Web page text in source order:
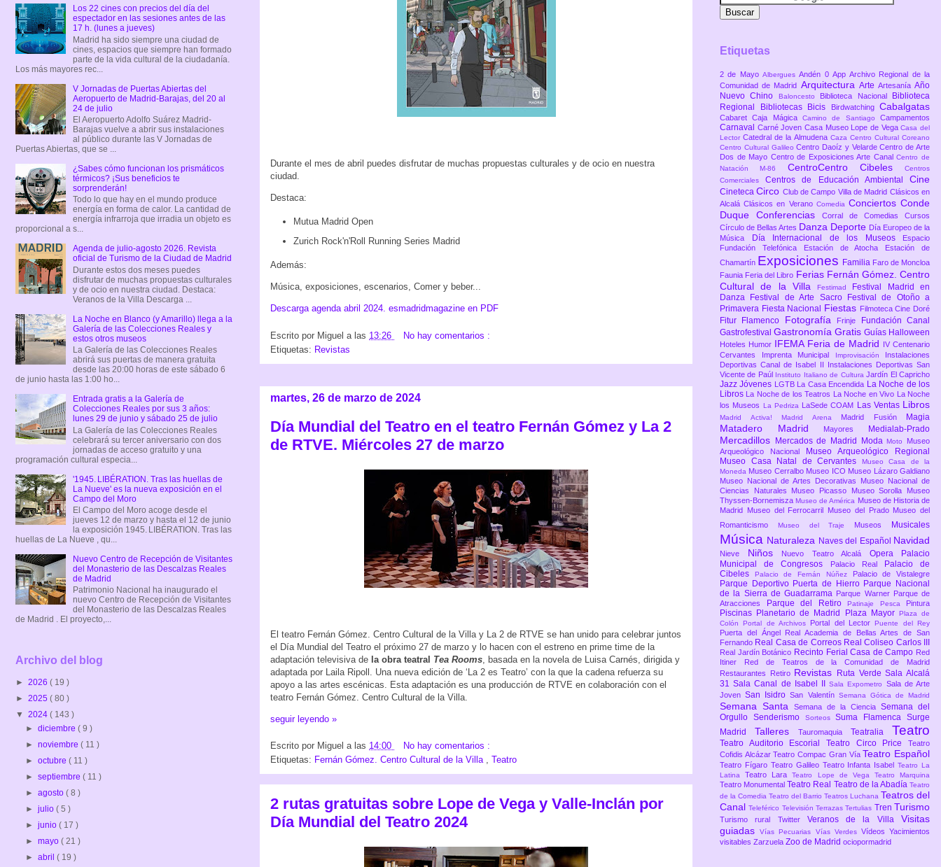
Durante el mes de abril puedes disfrutar de muchas propuestas culturales y de ocio en nuestra
ciudad.
Destaca:
Mutua Madrid Open
Zurich Rock'n'Roll Running Series Madrid
Además:
Música, exposiciones, escenarios, Comer y beber...
Descarga agenda abril 2024. esmadridmagazine en PDF
Escrito por Miguel a las 13:26
No hay comentarios :
Etiquetas: Revistas
martes, 26 de marzo de 2024
Día Mundial del Teatro en el teatro Fernán Gómez y La 2
de RTVE. Miércoles 27 de marzo
El teatro Fernán Gómez. Centro Cultural de la Villa y La 2 de RTVE se han unido para celebrar juntos
el Día Mundial del Teatro el próximo 27 de marzo y lo hacen con el estreno en prime time de la
adaptación televisiva de la obra teatral Tea Rooms , basada en la novela de Luisa Carnés, dirigida y
adaptada por Laila Ripoll. Una nueva edición de ‘La 2 es Teatro’ con la que la cadena refuerza su
apoyo a las artes escénicas. Esta adaptación es una producción de RTVE en colaboración con el
teatro Fernán Gómez. Centro Cultural de la Villa.
seguir leyendo »
Escrito por Miguel a las 14:00
No hay comentarios :
Etiquetas: Fernán Gómez. Centro Cultural de la Villa , Teatro
2 rutas gratuitas sobre Lope de Vega y Valle-Inclán por
Día Mundial del Teatro 2024
Los 22 cines con precios del día del
espectador en las sesiones antes de las
17 h. (lunes a jueves)
Madrid ha sido siempre una ciudad de
cines, espacios que siempre han formado
parte de la vida cultural de la ciudadanía.
Los más mayores rec...
V Jornadas de Puertas Abiertas del
Aeropuerto de Madrid-Barajas, del 20 al
24 de julio
El Aeropuerto Adolfo Suárez Madrid-
Barajas vuelve a abrir sus instalaciones
al público durante las V Jornadas de
Puertas Abiertas, que se ...
¿Sabes cómo funcionan los prismáticos
térmicos? ¡Sus beneficios te
sorprenderán!
Todo lo que hay en el mundo produce
energía en forma de calor. La cantidad de
energía infrarroja que irradia un objeto es
proporcional a s...
Agenda de julio-agosto 2026. Revista
oficial de Turismo de la Ciudad de Madrid
Durante estos dos meses puedes
disfrutar de muchas propuestas culturales
y de ocio en nuestra ciudad. Destaca:
Veranos de la Villa Descarga ...
La Noche en Blanco (y Amarillo) llega a la
Galería de las Colecciones Reales y
estos otros museos
La Galería de las Colecciones Reales
abrirá sus puertas de manera gratuita
desde las 20:00 horas de este sábado 6
de junio hasta las 1:00 ho...
Entrada gratis a la Galería de
Colecciones Reales por sus 3 años:
lunes 29 de junio y sábado 25 de julio
La Galería de las Colecciones Reales
celebrará su tercer aniversario con dos
jornadas de acceso gratuito y una
programación cultural especia...
'1945. LIBÉRATION. Tras las huellas de
La Nueve' es la nueva exposición en el
Campo del Moro
El Campo del Moro acoge desde el
jueves 12 de marzo y hasta el 12 de junio
la exposición 1945. LIBÉRATION. Tras las
huellas de La Nueve , qu...
Nuevo Centro de Recepción de Visitantes
del Monasterio de las Descalzas Reales
de Madrid
Patrimonio Nacional ha inaugurado el
nuevo Centro de Recepción de Visitantes
del Monasterio de las Descalzas Reales
de Madrid . El proyecto,...
Archivo del blog
► 2026 ( 19 )
► 2025 ( 80 )
▼ 2024 ( 143 )
►diciembre( 9 )
►noviembre( 11 )
►octubre( 11 )
►septiembre( 11 )
►agosto( 8 )
►julio( 5 )
►junio( 17 )
►mayo( 21 )
►abril( 19 )
Etiquetas
2 de Mayo AlberguesAndén 0 AppArchivo Regional de la
Comunidad de Madrid Arquitectura Arte ArtesaníaAño
Nuevo Chino
Baloncesto Biblioteca Nacional
Biblioteca
Regional
Bibliotecas Bicis Birdwatching Cabalgatas
CabaretCaja MágicaCamino de SantiagoCampamentos
Carnaval Carné JovenCasa Museo Lope de VegaCasa del
LectorCatedral de la Almudena Caza Centro Cultural Coreano
Centro Cultural GalileoCentro Daoíz y VelardeCentro de Arte
Dos de Mayo Centro de Exposiciones Arte CanalCentro de
Natación M-86 CentroCentro Cibeles
Centros
ComercialesCentros de Educación AmbientalCine
CinetecaCirco Club de Campo Villa de Madrid Clásicos en
AlcaláClásicos en Verano Comedia ConciertosConde
Duque Conferencias Corral de Comedias Cursos
Círculo de Bellas Artes Danza Deporte Día Europeo de la
Música
Día Internacional de los Museos
Espacio
Fundación Telefónica
Estación de Atocha
Estación de
Chamartín Exposiciones Familia Faro de Moncloa
Faunia Feria del Libro Ferias Fernán Gómez. Centro
Cultural de la VillaFestimad
Festival Madrid en
Danza
Festival de Arte Sacro
Festival de Otoño a
Primavera Fiesta Nacional Fiestas Filmoteca Cine Doré
Fitur Flamenco Fotografía Frinje
Fundación Canal
Gastrofestival Gastronomía Gratis Guías Halloween
Hoteles Humor IFEMA Feria de Madrid
IV Centenario
Cervantes
Imprenta Municipal Improvisación
Instalaciones
Deportivas Canal de Isabel II
Instalaciones Deportivas San
Vicente de Paúl
Instituto Italiano de CulturaJardín El Capricho
JazzJóvenes LGTB La Casa Encendida La Noche de los
Libros
La Noche de los Teatros La Noche en Vivo
La Noche
los Museos
La Pedriza LaSede COAM Las Ventas Libros
Madrid Activa! Madrid Arena Madrid Fusión Magia
Matadero Madrid Mayores Medialab-Prado
Mercadillos Mercados de Madrid ModaMoto Museo
Arqueológico Nacional
Museo Arqueológico Regional
Museo Casa Natal de Cervantes
Museo Casa de la
Moneda Museo Cerralbo Museo ICO Museo Lázaro Galdiano
Museo Nacional de Artes Decorativas Museo Nacional de
Ciencias Naturales Museo Picasso Museo Sorolla Museo
Thyssen-BornemiszaMuseo de América Museo de Historia de
Madrid
Museo del Ferrocarril Museo del Prado Museo del
Romanticismo
Museo del Traje Museos Musicales
Música Naturaleza Naves del Español Navidad
Nieve Niños Nuevo Teatro Alcalá Opera
Palacio
Municipal de Congresos
Palacio Real
Palacio de
Cibeles
Palacio de Fernán Núñez Palacio de Vistalegre
Parque Deportivo Puerta de Hierro Parque Nacional
de la Sierra de Guadarrama Parque Warner Parque de
Atracciones
Parque del Retiro Patinaje Pesca Pintura
Piscinas Planetario de Madrid Plaza Mayor
Plaza de
Colón Portal de Archivos Portal del LectorPuente del Rey
Puerta del Ángel
Real Academia de Bellas Artes de San
Fernando Real Casa de Correos Real Coliseo Carlos III
Real Jardín Botánico Recinto Ferial Casa de Campo Red
Itiner
Red de Teatros de la Comunidad de Madrid
Restaurantes
Retiro Revistas Ruta VerdeSala Alcalá
31Sala Canal de Isabel IISala Expometro Sala de Arte
JovenSan IsidroSan Valentín Semana Gótica de Madrid
Semana Santa Semana de la Ciencia Semana del
Orgullo Senderismo SorteosSuma FlamencaSurge
Madrid Talleres Tauromaquia Teatralia Teatro
Teatro Auditorio Escorial Teatro Circo Price Teatro
Cofidis AlcázarTeatro Compac Gran Vía Teatro Español
Teatro Fígaro Teatro Galileo Teatro Infanta IsabelTeatro La
Latina Teatro LaraTeatro Lope de Vega Teatro Marquina
Teatro Monumental Teatro Real Teatro de la Abadía Teatro
de la Comedia Teatro del Barrio Teatros Luchana Teatros del
CanalTeleférico TelevisiónTerrazasTertulias Tren Turismo
Turismo rural Twitter Veranos de la VillaVisitas
guiadasVías Pecuarias Vías Verdes VídeosYacimientos
visitables Zarzuela Zoo de Madrid ociopormadrid